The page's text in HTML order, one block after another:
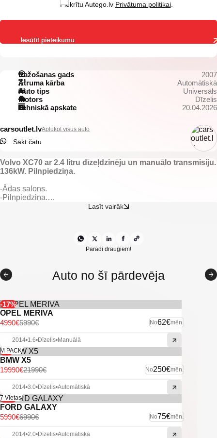
Piekrītu Autego.lv Privātuma politikai.
Ražošanas gads
2007
Ātruma kārba
Automātiskā
Auto tips
Universāls
Motors
Dīzelis
Tehniskā apskate
20.04.2026
carsoutlet.lvAplūkot visus auto
Sākt čatu
Volvo XC70 ar 2.4 litru dīzeļdzinēju un manuālo transmisiju.
136kW. Pilnpiedziņa.
-Ādas salons.
-Pilnpiedziņa.
-Miglas lukturi.
-Start/stop.
-U.C Ekstras
Lasīt vairāk
Parādi draugiem!
Auto no šī pārdevēja
-17%
OPEL MERIVA
No62€mēn.
5990€
4990€
2014•1.6•Dīzelis•Manuālā
-9%
M PACK
BMW X5
No250€mēn.
21990€
19990€
2014•3.0•Dīzelis•Automātiskā
-14%
7 Vietas
FORD GALAXY
No75€mēn.
6990€
5990€
2014•2.0•Dīzelis•Automātiskā